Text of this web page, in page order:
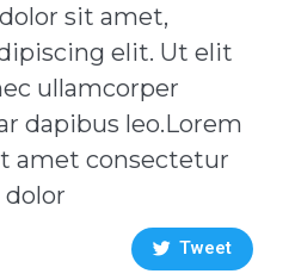
sit amet,
elit. Ut elit
ullamcorper
dapibus leo.Lorem
amet consectetur
Tweet